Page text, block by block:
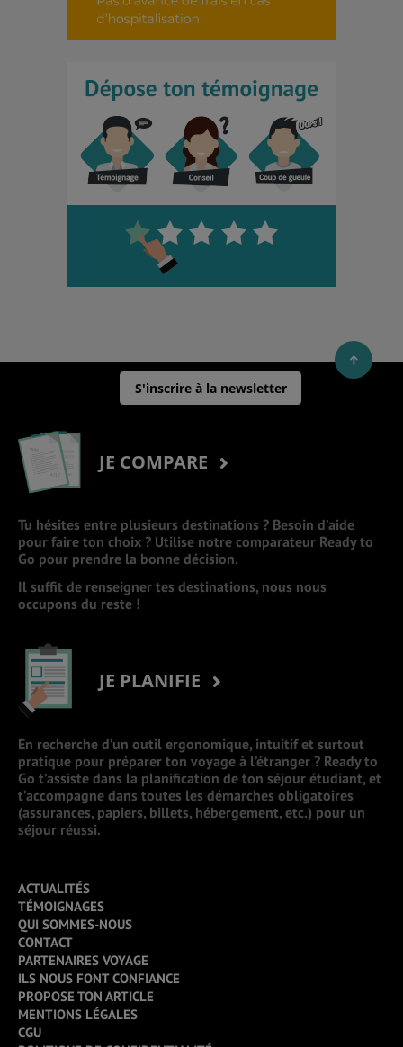
S'inscrire à la newsletter
JE COMPARE
Tu hésites entre plusieurs destinations ? Besoin d’aide
pour faire ton choix ? Utilise notre comparateur Ready to
Go pour prendre la bonne décision.
Il suffit de renseigner tes destinations, nous nous
occupons du reste !
JE PLANIFIE
En recherche d’un outil ergonomique, intuitif et surtout
pratique pour préparer ton voyage à l’étranger ? Ready to
Go t’assiste dans la planification de ton séjour étudiant, et
t’accompagne dans toutes les démarches obligatoires
(assurances, papiers, billets, hébergement, etc.) pour un
séjour réussi.
ACTUALITÉS
TÉMOIGNAGES
QUI SOMMES-NOUS
CONTACT
PARTENAIRES VOYAGE
ILS NOUS FONT CONFIANCE
PROPOSE TON ARTICLE
MENTIONS LÉGALES
CGU